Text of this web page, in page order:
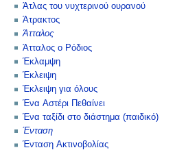
Άτλας του νυχτερινού ουρανού
Άτρακτος
Άτταλος
Άτταλος ο Ρόδιος
Έκλαμψη
Έκλειψη
Έκλειψη για όλους
Ένα Αστέρι Πεθαίνει
Ένα ταξίδι στο διάστημα (παιδικό)
Ένταση
Ένταση Ακτινοβολίας